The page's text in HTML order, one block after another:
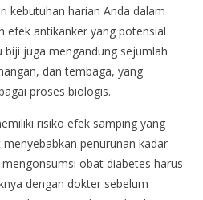
kebutuhan harian Anda dalam
efek antikanker yang potensial
biji juga mengandung sejumlah
dan tembaga, yang
proses biologis.
risiko efek samping yang
penurunan kadar
obat diabetes harus
dengan dokter sebelum